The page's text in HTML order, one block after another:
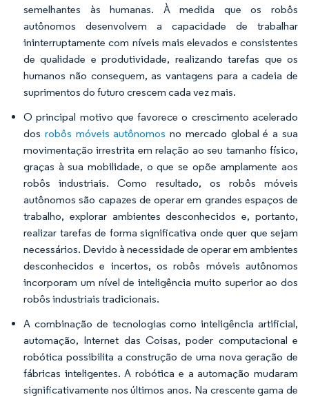
semelhantes às humanas. À medida que os robôs
autônomos desenvolvem a capacidade de trabalhar
ininterruptamente com níveis mais elevados e consistentes
de qualidade e produtividade, realizando tarefas que os
humanos não conseguem, as vantagens para a cadeia de
suprimentos do futuro crescem cada vez mais.
O principal motivo que favorece o crescimento acelerado
dos robôs móveis autônomos no mercado global é a sua
movimentação irrestrita em relação ao seu tamanho físico,
graças à sua mobilidade, o que se opõe amplamente aos
robôs industriais. Como resultado, os robôs móveis
autônomos são capazes de operar em grandes espaços de
trabalho, explorar ambientes desconhecidos e, portanto,
realizar tarefas de forma significativa onde quer que sejam
necessários. Devido à necessidade de operar em ambientes
desconhecidos e incertos, os robôs móveis autônomos
incorporam um nível de inteligência muito superior ao dos
robôs industriais tradicionais.
A combinação de tecnologias como inteligência artificial,
automação, Internet das Coisas, poder computacional e
robótica possibilita a construção de uma nova geração de
fábricas inteligentes. A robótica e a automação mudaram
significativamente nos últimos anos. Na crescente gama de